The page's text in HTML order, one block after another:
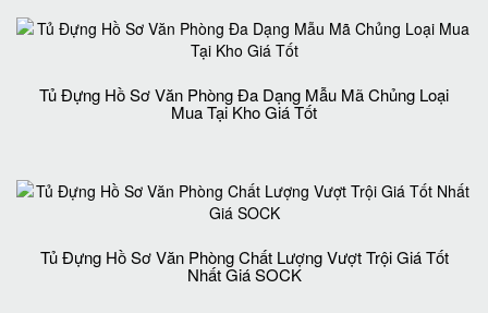
Tủ Đựng Hồ Sơ Văn Phòng Đa Dạng Mẫu Mã Chủng Loại
Mua Tại Kho Giá Tốt
Tủ Đựng Hồ Sơ Văn Phòng Chất Lượng Vượt Trội Giá Tốt
Nhất Giá SOCK